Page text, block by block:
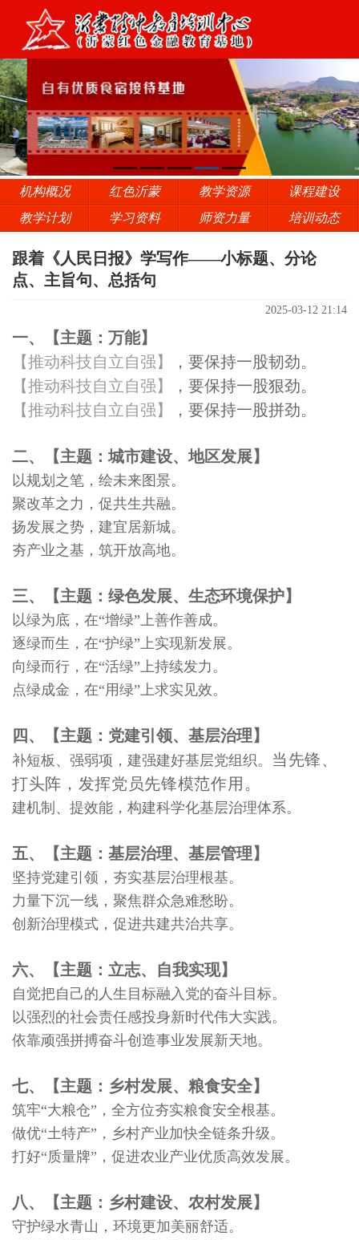
机构概况 红色沂蒙 教学资源
课程建设
教学计划
学习资料 师资力量 培训动态
跟着《人民日报》学写作——小标题、分论
点、主旨句、总括句
2025-03-12 21:14
一、【主题：万能】
【推动科技自立自强】
，要保持一股韧劲。
【推动科技自立自强】
，要保持一股狠劲。
【推动科技自立自强】
，要保持一股拼劲。
二、【主题：城市建设、地区发展】
以规划之笔，绘未来图景。
聚改革之力，促共生共融。
扬发展之势，建宜居新城。
夯产业之基，筑开放高地。
三、【主题：绿色发展、生态环境保护】
以绿为底，在“增绿”上善作善成。
逐绿而生，在“护绿”上实现新发展。
向绿而行，在“活绿”上持续发力。
点绿成金，在“用绿”上求实见效。
四、【主题：党建引领、基层治理】
补短板、强弱项，建强建好基层党组织。 当先锋、
打头阵，发挥党员先锋模范作用。
建机制、提效能，构建科学化基层治理体系。
五、【主题：基层治理、基层管理】
坚持党建引领，夯实基层治理根基。
力量下沉一线，聚焦群众急难愁盼。
创新治理模式，促进共建共治共享。
六、【主题：立志、自我实现】
自觉把自己的人生目标融入党的奋斗目标。
以强烈的社会责任感投身新时代伟大实践。
依靠顽强拼搏奋斗创造事业发展新天地。
七、【主题：乡村发展、粮食安全】
筑牢“大粮仓”，全方位夯实粮食安全根基。
做优“土特产”，乡村产业加快全链条升级。
打好“质量牌”，促进农业产业优质高效发展。
八、【主题：乡村建设、农村发展】
守护绿水青山，环境更加美丽舒适。